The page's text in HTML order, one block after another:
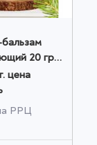
20 гр
цена
РРЦ